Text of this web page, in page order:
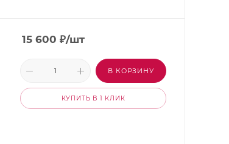
15 600 ₽/шт
В КОРЗИНУ
КУПИТЬ В 1 КЛИК